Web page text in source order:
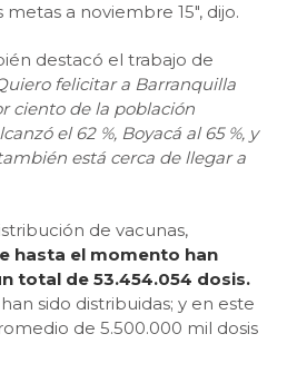
a noviembre 15″, dijo.
destacó el trabajo de
felicitar a Barranquilla
ciento de la población
el 62 %, Boyacá al 65 %, y
está cerca de llegar a
de vacunas,
hasta el momento han
total de 53.454.054 dosis.
sido distribuidas; y en este
de 5.500.000 mil dosis